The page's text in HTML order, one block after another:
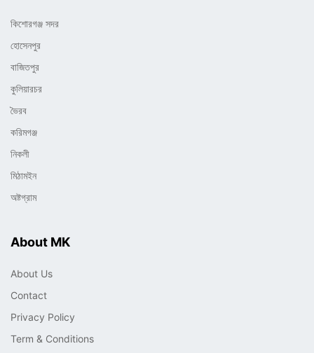
কিশোরগঞ্জ সদর
হোসেনপুর
বাজিতপুর
কুলিয়ারচর
ভৈরব
করিমগঞ্জ
নিকলী
মিঠামইন
অষ্টগ্রাম
About MK
About Us
Contact
Privacy Policy
Term & Conditions